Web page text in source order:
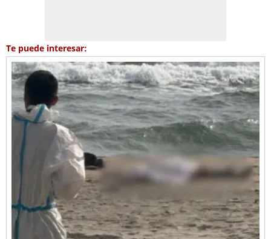
Te puede interesar: